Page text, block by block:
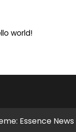
world!
Essence News